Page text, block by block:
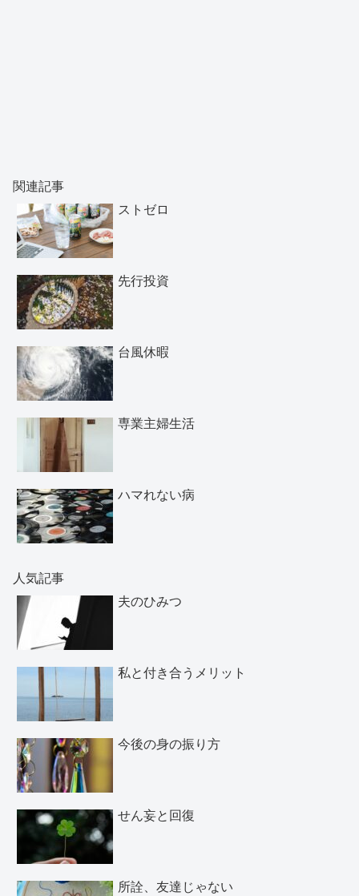
関連記事
ストゼロ
先行投資
台風休暇
専業主婦生活
ハマれない病
人気記事
夫のひみつ
私と付き合うメリット
今後の身の振り方
せん妄と回復
所詮、友達じゃない